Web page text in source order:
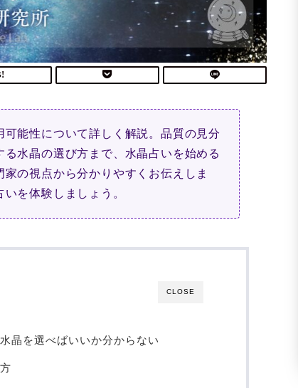
能性について詳しく解説。品質の見分
水晶の選び方まで、水晶占いを始める
の視点から分かりやすくお伝えしま
を体験しましょう。
CLOSE
晶を選べばいいか分からない